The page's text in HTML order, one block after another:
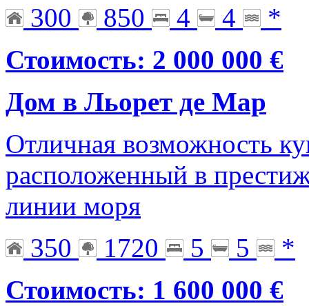
300
850 4 4
*
Стоимость: 2 000 000 €
Дом в Льорет де Мар
Отличная возможность
расположенный в
линии моря
350
1720 5 5
*
Стоимость: 1 600 000 €